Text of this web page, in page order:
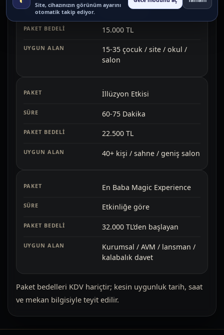
45-60 Dakika
15.000 TL
15-35 çocuk / site / okul /
salon
İllüzyon Etkisi
60-75 Dakika
22.500 TL
40+ kişi / sahne / geniş salon
En Baba Magic Experience
Etkinliğe göre
32.000 TL’den başlayan
Kurumsal / AVM / lansman /
kalabalık davet
Paket bedelleri KDV hariçtir; kesin uygunluk tarih, saat
ve mekan bilgisiyle teyit edilir.
Site, cihazınızın görünüm ayarını
otomatik takip ediyor.